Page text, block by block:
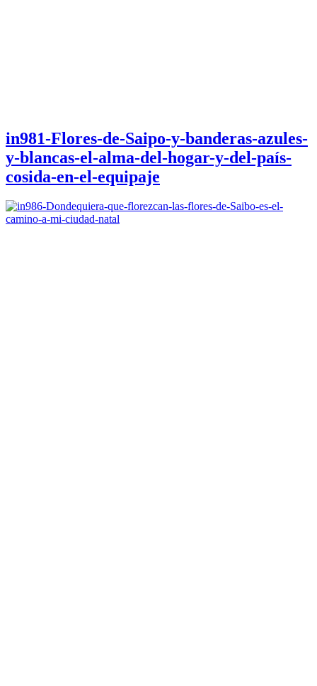
in981-Flores-de-Saipo-y-banderas-azules-
y-blancas-el-alma-del-hogar-y-del-país-
cosida-en-el-equipaje